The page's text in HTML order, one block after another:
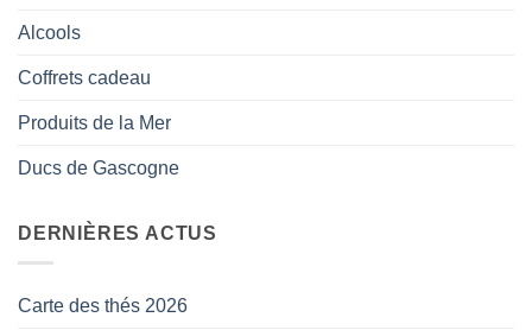
Alcools
Coffrets cadeau
Produits de la Mer
Ducs de Gascogne
DERNIÈRES ACTUS
Carte des thés 2026